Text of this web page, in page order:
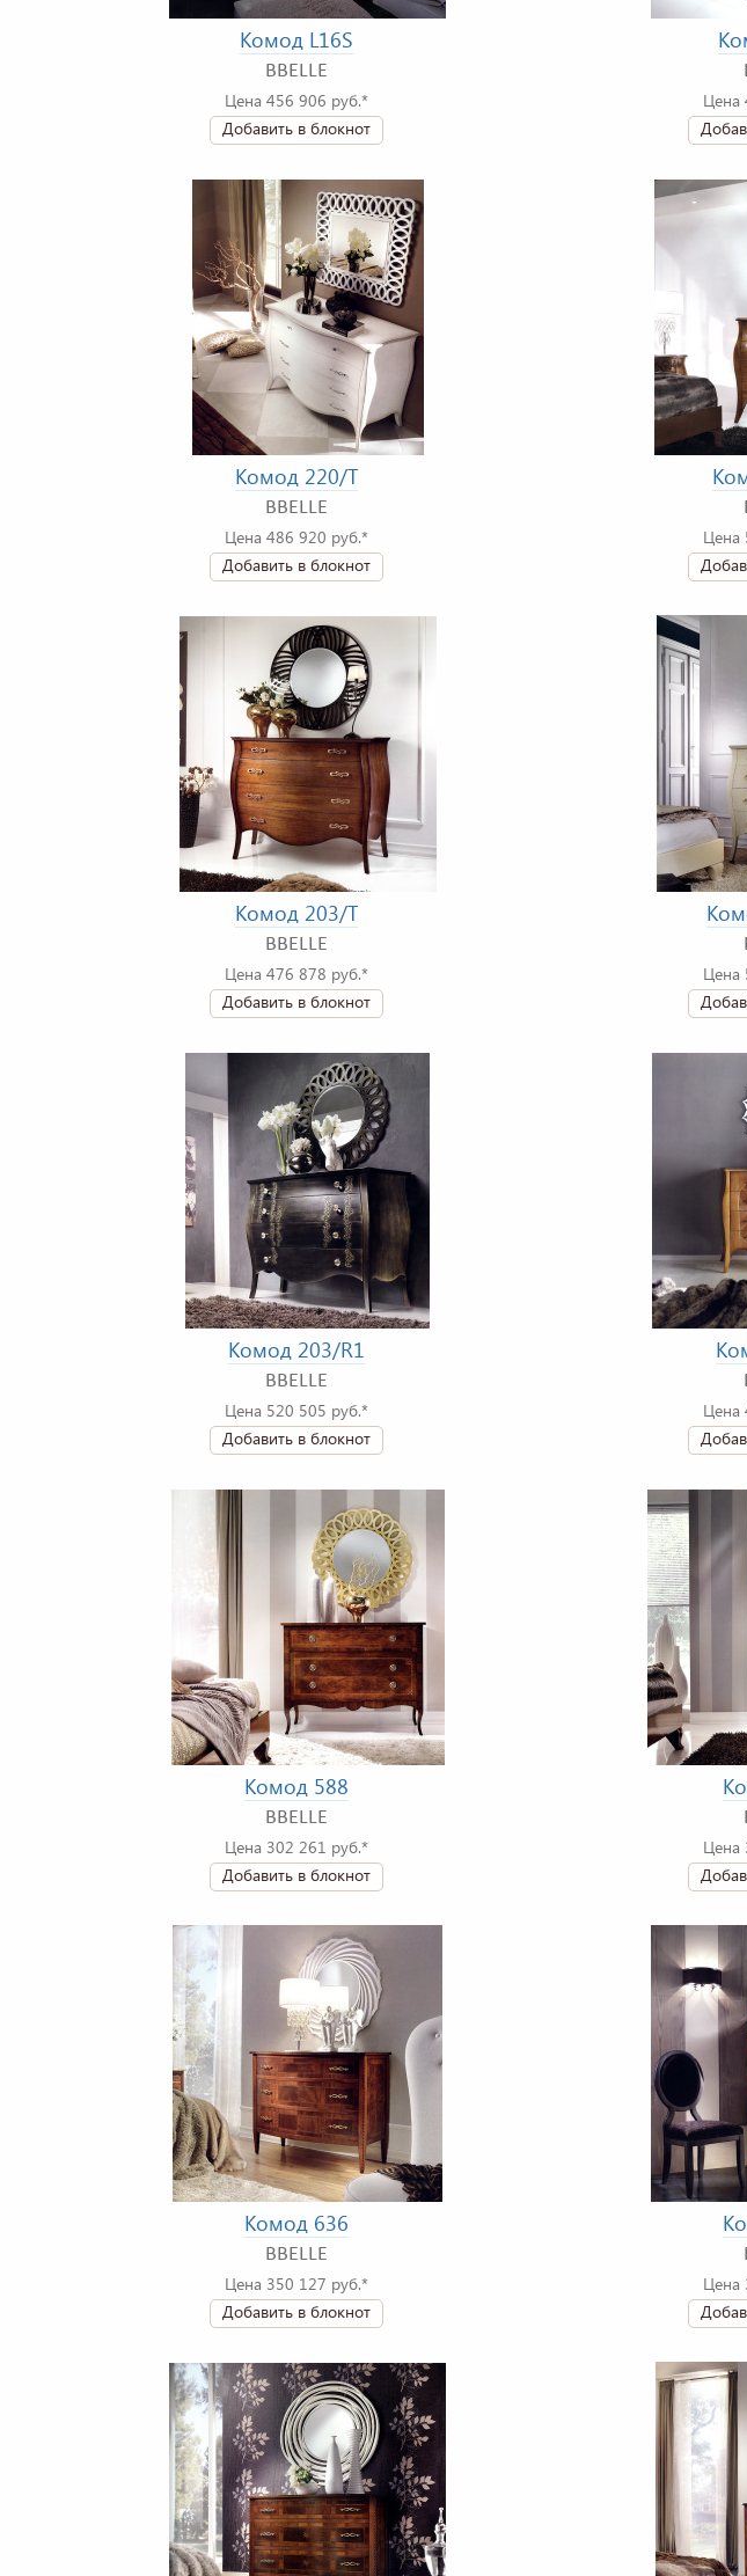
Комод L16S
BBELLE
Цена 456 906 руб.*
Добавить в блокнот
Цена
Комод 220/T
BBELLE
Цена 486 920 руб.*
Добавить в блокнот
Цена
Комод 203/T
BBELLE
Цена 476 878 руб.*
Добавить в блокнот
Цена
Комод 203/R1
BBELLE
Цена 520 505 руб.*
Добавить в блокнот
Цена
Комод 588
BBELLE
Цена 302 261 руб.*
Добавить в блокнот
Цена
Комод 636
BBELLE
Цена 350 127 руб.*
Добавить в блокнот
Цена